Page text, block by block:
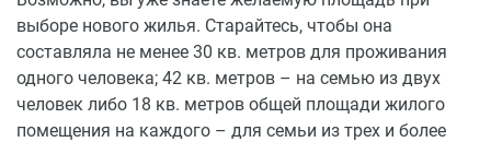
качества и практичности, предъявляемым к
современным многоквартирным объектам.
Расположение, транспорт и социальная
инфраструктура
выборе нового жилья. Старайтесь, чтобы она
составляла не менее 30 кв. метров для проживания
одного человека; 42 кв. метров – на семью из двух
человек либо 18 кв. метров общей площади жилого
помещения на каждого – для семьи из трех и более